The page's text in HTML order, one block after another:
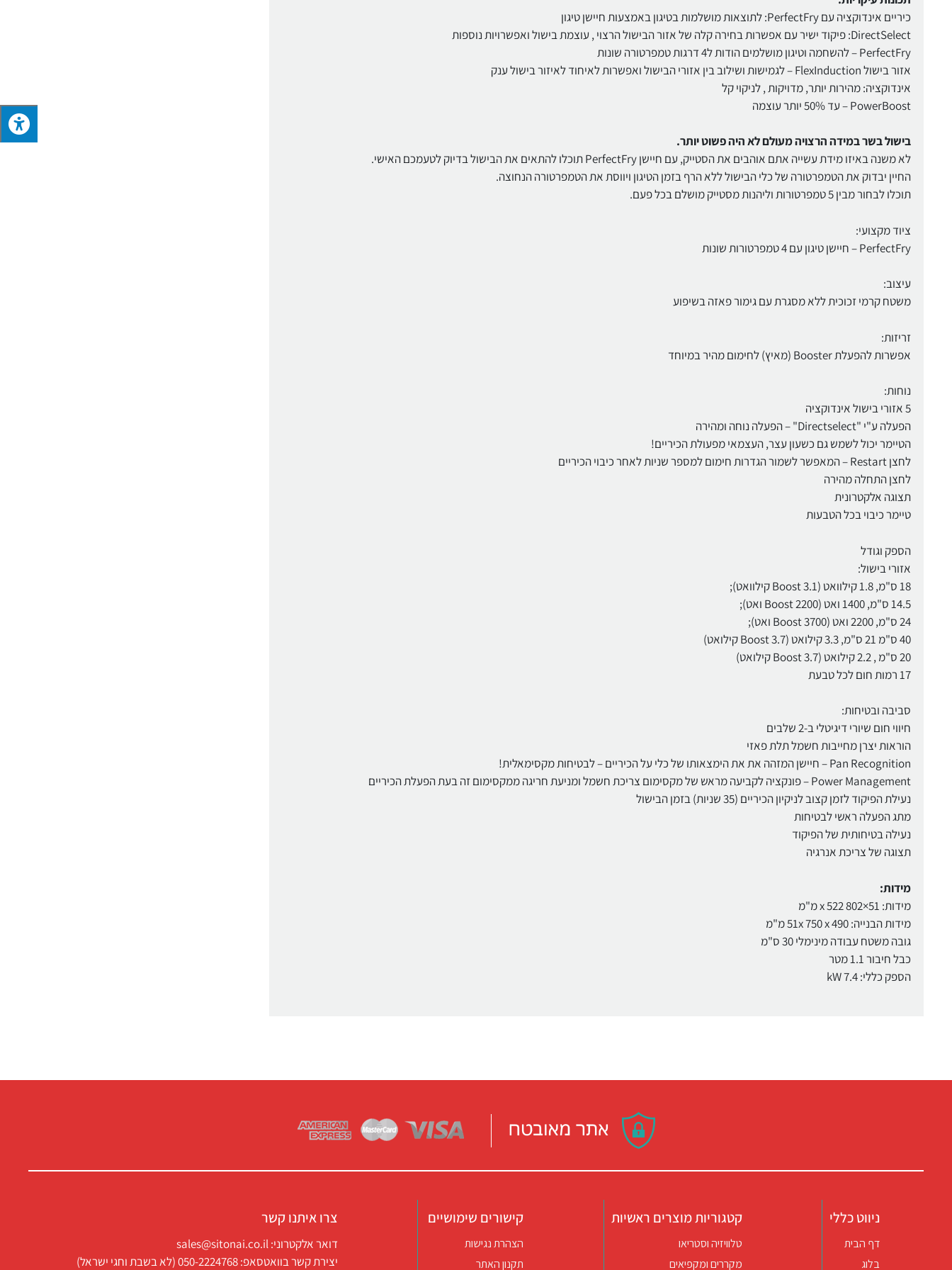
כיריים אינדוקציה עם PerfectFry: לתוצאות מושלמות בטיגון באמצעות חיישן טיגון
DirectSelect: פיקוד ישיר עם אפשרות בחירה קלה של אזור הבישול הרצוי , עוצמת בישול ואפשרויות נוספות
PerfectFry – להשחמה וטיגון מושלמים הודות ל4 דרגות טמפרטורה שונות
אזור בישול FlexInduction – לגמישות ושילוב בין אזורי הבישול ואפשרות לאיחוד לאיזור בישול ענק
אינדוקציה: מהירות יותר, מדויקות , לניקוי קל
PowerBoost – עד 50% יותר עוצמה
בישול בשר במידה הרצויה מעולם לא היה פשוט יותר.
לא משנה באיזו מידת עשייה אתם אוהבים את הסטייק, עם חיישן PerfectFry תוכלו להתאים את הבישול בדיוק לטעמכם האישי.
החיין יבדוק את הטמפרטורה של כלי הבישול ללא הרף בזמן הטיגון ויווסת את הטמפרטורה הנחוצה.
תוכלו לבחור מבין 5 טמפרטורות וליהנות מסטייק מושלם בכל פעם.
ציוד מקצועי:
PerfectFry – חיישן טיגון עם 4 טמפרטורות שונות
עיצוב:
משטח קרמי זכוכית ללא מסגרת עם גימור פאזה בשיפוע
זריזות:
אפשרות להפעלת Booster (מאיץ) לחימום מהיר במיוחד
נוחות:
5 אזורי בישול אינדוקציה
הפעלה ע"י "Directselect" – הפעלה נוחה ומהירה
הטיימר יכול לשמש גם כשעון עצר, העצמאי מפעולת הכיריים!
לחצן Restart – המאפשר לשמור הגדרות חימום למספר שניות לאחר כיבוי הכיריים
לחצן התחלה מהירה
תצוגה אלקטרונית
טיימר כיבוי בכל הטבעות
הספק וגודל
אזורי בישול:
18 ס"מ, 1.8 קילוואט (Boost 3.1 קילוואט);
14.5 ס"מ, 1400 ואט (Boost 2200 ואט);
24 ס"מ, 2200 ואט (Boost 3700 ואט);
40 ס"מ 21 ס"מ, 3.3 קילואט (Boost 3.7 קילואט)
20 ס"מ , 2.2 קילואט (Boost 3.7 קילואט)
17 רמות חום לכל טבעת
סביבה ובטיחות:
חיווי חום שיורי דיגיטלי ב-2 שלבים
הוראות יצרן מחייבות חשמל תלת פאזי
Pan Recognition – חיישן המזהה את את הימצאותו של כלי על הכיריים – לבטיחות מקסימאלית!
Power Management – פונקציה לקביעה מראש של מקסימום צריכת חשמל ומניעת חריגה ממקסימום זה בעת הפעלת הכיריים
נעילת הפיקוד לזמן קצוב לניקיון הכיריים (35 שניות) בזמן הבישול
מתג הפעלה ראשי לבטיחות
נעילה בטיחותית של הפיקוד
תצוגה של צריכת אנרגיה
מידות:
מידות: 51×802 x 522 מ"מ
מידות הבנייה: 51x 750 x 490 מ"מ
גובה משטח עבודה מינימלי 30 ס"מ
כבל חיבור 1.1 מטר
הספק כללי: 7.4 kW
ניווט כללי
דף הבית
בלוג
קטגוריות מוצרים ראשיות
טלוויזיה וסטריאו
מקררים ומקפיאים
קישורים שימושיים
הצהרת נגישות
תקנון האתר
צרו איתנו קשר
דואר אלקטרוני: sales@sitonai.co.il
יצירת קשר בוואטסאפ: 050-2224768 (לא בשבת וחגי ישראל)